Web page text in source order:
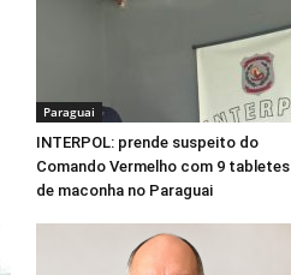
Paraguai
INTERPOL: prende suspeito do
Comando Vermelho com 9 tabletes
de maconha no Paraguai